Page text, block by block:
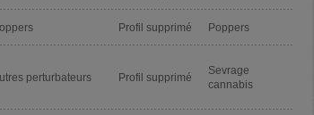
Profil supprimé Poppers
perturbateurs Profil supprimé
Sevrage
cannabis